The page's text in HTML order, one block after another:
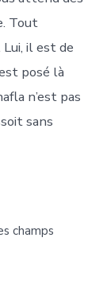
Tout
il est de
posé là
n’est pas
sans
champs